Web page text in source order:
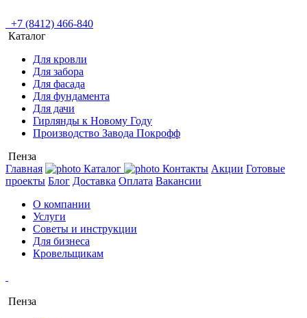
+7 (8412) 466-840
Каталог
Для кровли
Для забора
Для фасада
Для фундамента
Для дачи
Гирлянды к Новому Году
Производство Завода Покрофф
Пенза
Главная
Каталог Контакты Акции Готовые
проекты Блог Доставка Оплата Вакансии
О компании
Услуги
Советы и инструкции
Для бизнеса
Кровельщикам
Пенза